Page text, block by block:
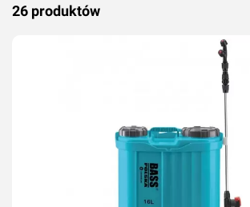
26 produktów